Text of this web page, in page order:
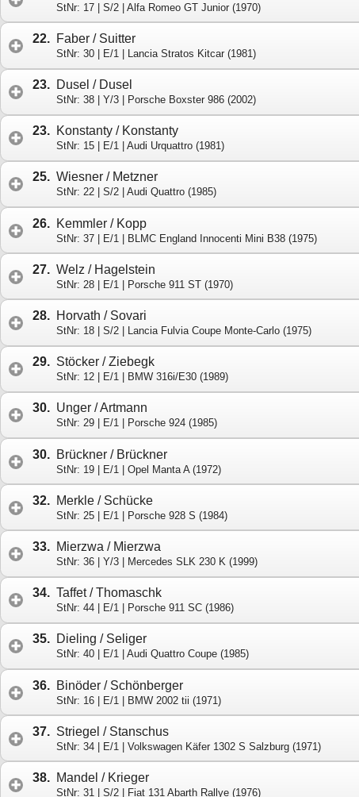
StNr: 17 | S/2 | Alfa Romeo GT Junior (1970)
22. Faber / Suitter
StNr: 30 | E/1 | Lancia Stratos Kitcar (1981)
23. Dusel / Dusel
StNr: 38 | Y/3 | Porsche Boxster 986 (2002)
23. Konstanty / Konstanty
StNr: 15 | E/1 | Audi Urquattro (1981)
25. Wiesner / Metzner
StNr: 22 | S/2 | Audi Quattro (1985)
26. Kemmler / Kopp
StNr: 37 | E/1 | BLMC England Innocenti Mini B38 (1975)
27. Welz / Hagelstein
StNr: 28 | E/1 | Porsche 911 ST (1970)
28. Horvath / Sovari
StNr: 18 | S/2 | Lancia Fulvia Coupe Monte-Carlo (1975)
29. Stöcker / Ziebegk
StNr: 12 | E/1 | BMW 316i/E30 (1989)
30. Unger / Artmann
StNr: 29 | E/1 | Porsche 924 (1985)
30. Brückner / Brückner
StNr: 19 | E/1 | Opel Manta A (1972)
32. Merkle / Schücke
StNr: 25 | E/1 | Porsche 928 S (1984)
33. Mierzwa / Mierzwa
StNr: 36 | Y/3 | Mercedes SLK 230 K (1999)
34. Taffet / Thomaschk
StNr: 44 | E/1 | Porsche 911 SC (1986)
35. Dieling / Seliger
StNr: 40 | E/1 | Audi Quattro Coupe (1985)
36. Binöder / Schönberger
StNr: 16 | E/1 | BMW 2002 tii (1971)
37. Striegel / Stanschus
StNr: 34 | E/1 | Volkswagen Käfer 1302 S Salzburg (1971)
38. Mandel / Krieger
StNr: 31 | S/2 | Fiat 131 Abarth Rallye (1976)